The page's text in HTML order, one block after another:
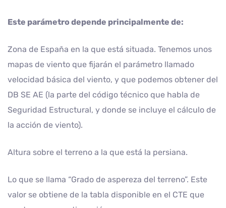
Este parámetro depende principalmente de:
Zona de España en la que está situada. Tenemos unos
mapas de viento que fijarán el parámetro llamado
velocidad básica del viento, y que podemos obtener del
DB SE AE (la parte del código técnico que habla de
Seguridad Estructural, y donde se incluye el cálculo de
la acción de viento).
Altura sobre el terreno a la que está la persiana.
Lo que se llama “Grado de aspereza del terreno”. Este
valor se obtiene de la tabla disponible en el CTE que